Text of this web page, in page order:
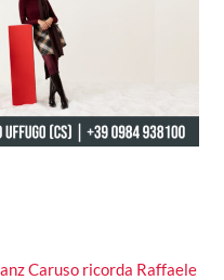
Caruso ricorda Raffaele